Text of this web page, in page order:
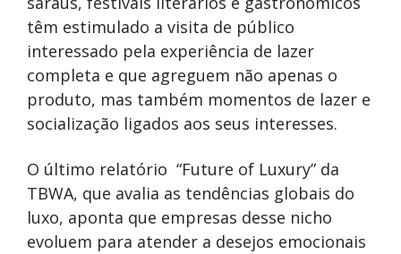
têm estimulado a visita de público
interessado pela experiência de lazer
completa e que agreguem não apenas o
produto, mas também momentos de lazer e
socialização ligados aos seus interesses.
O último relatório “Future of Luxury” da
TBWA, que avalia as tendências globais do
luxo, aponta que empresas desse nicho
evoluem para atender a desejos emocionais